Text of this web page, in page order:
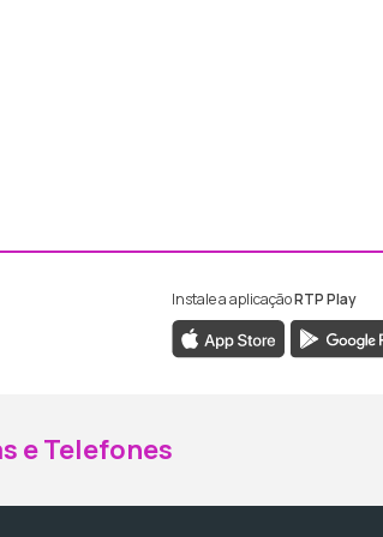
da RTP Madeira
Instagram da RTP Madeira
Instale a aplicaçãoRTP Play
e Telefones